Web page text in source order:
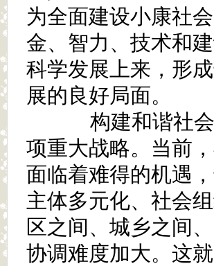
为全面建设小康社
金、智力、技术和
科学发展上来，形
展的良好局面。
构建和谐社会
项重大战略。当前
面临着难得的机遇
主体多元化、社会
区之间、城乡之间
协调难度加大。这